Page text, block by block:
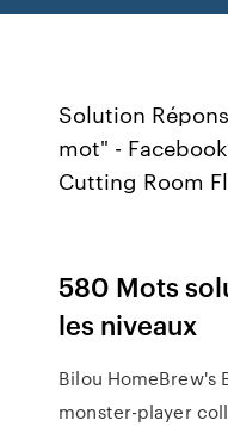
Solution
mot" - Facebook
Cutting Room
580 Mots
les niveaux
Bilou HomeBrew's
monster-player